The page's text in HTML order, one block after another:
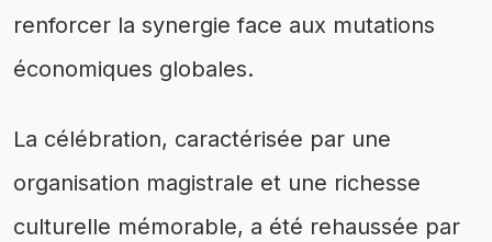
renforcer la synergie face aux mutations
économiques globales.
La célébration, caractérisée par une
organisation magistrale et une richesse
culturelle mémorable, a été rehaussée par